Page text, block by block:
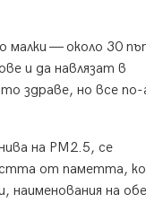
малки — около 30
и да навлязат в
здраве, но все по-
на PM2.5, се
от паметта,
наименования на